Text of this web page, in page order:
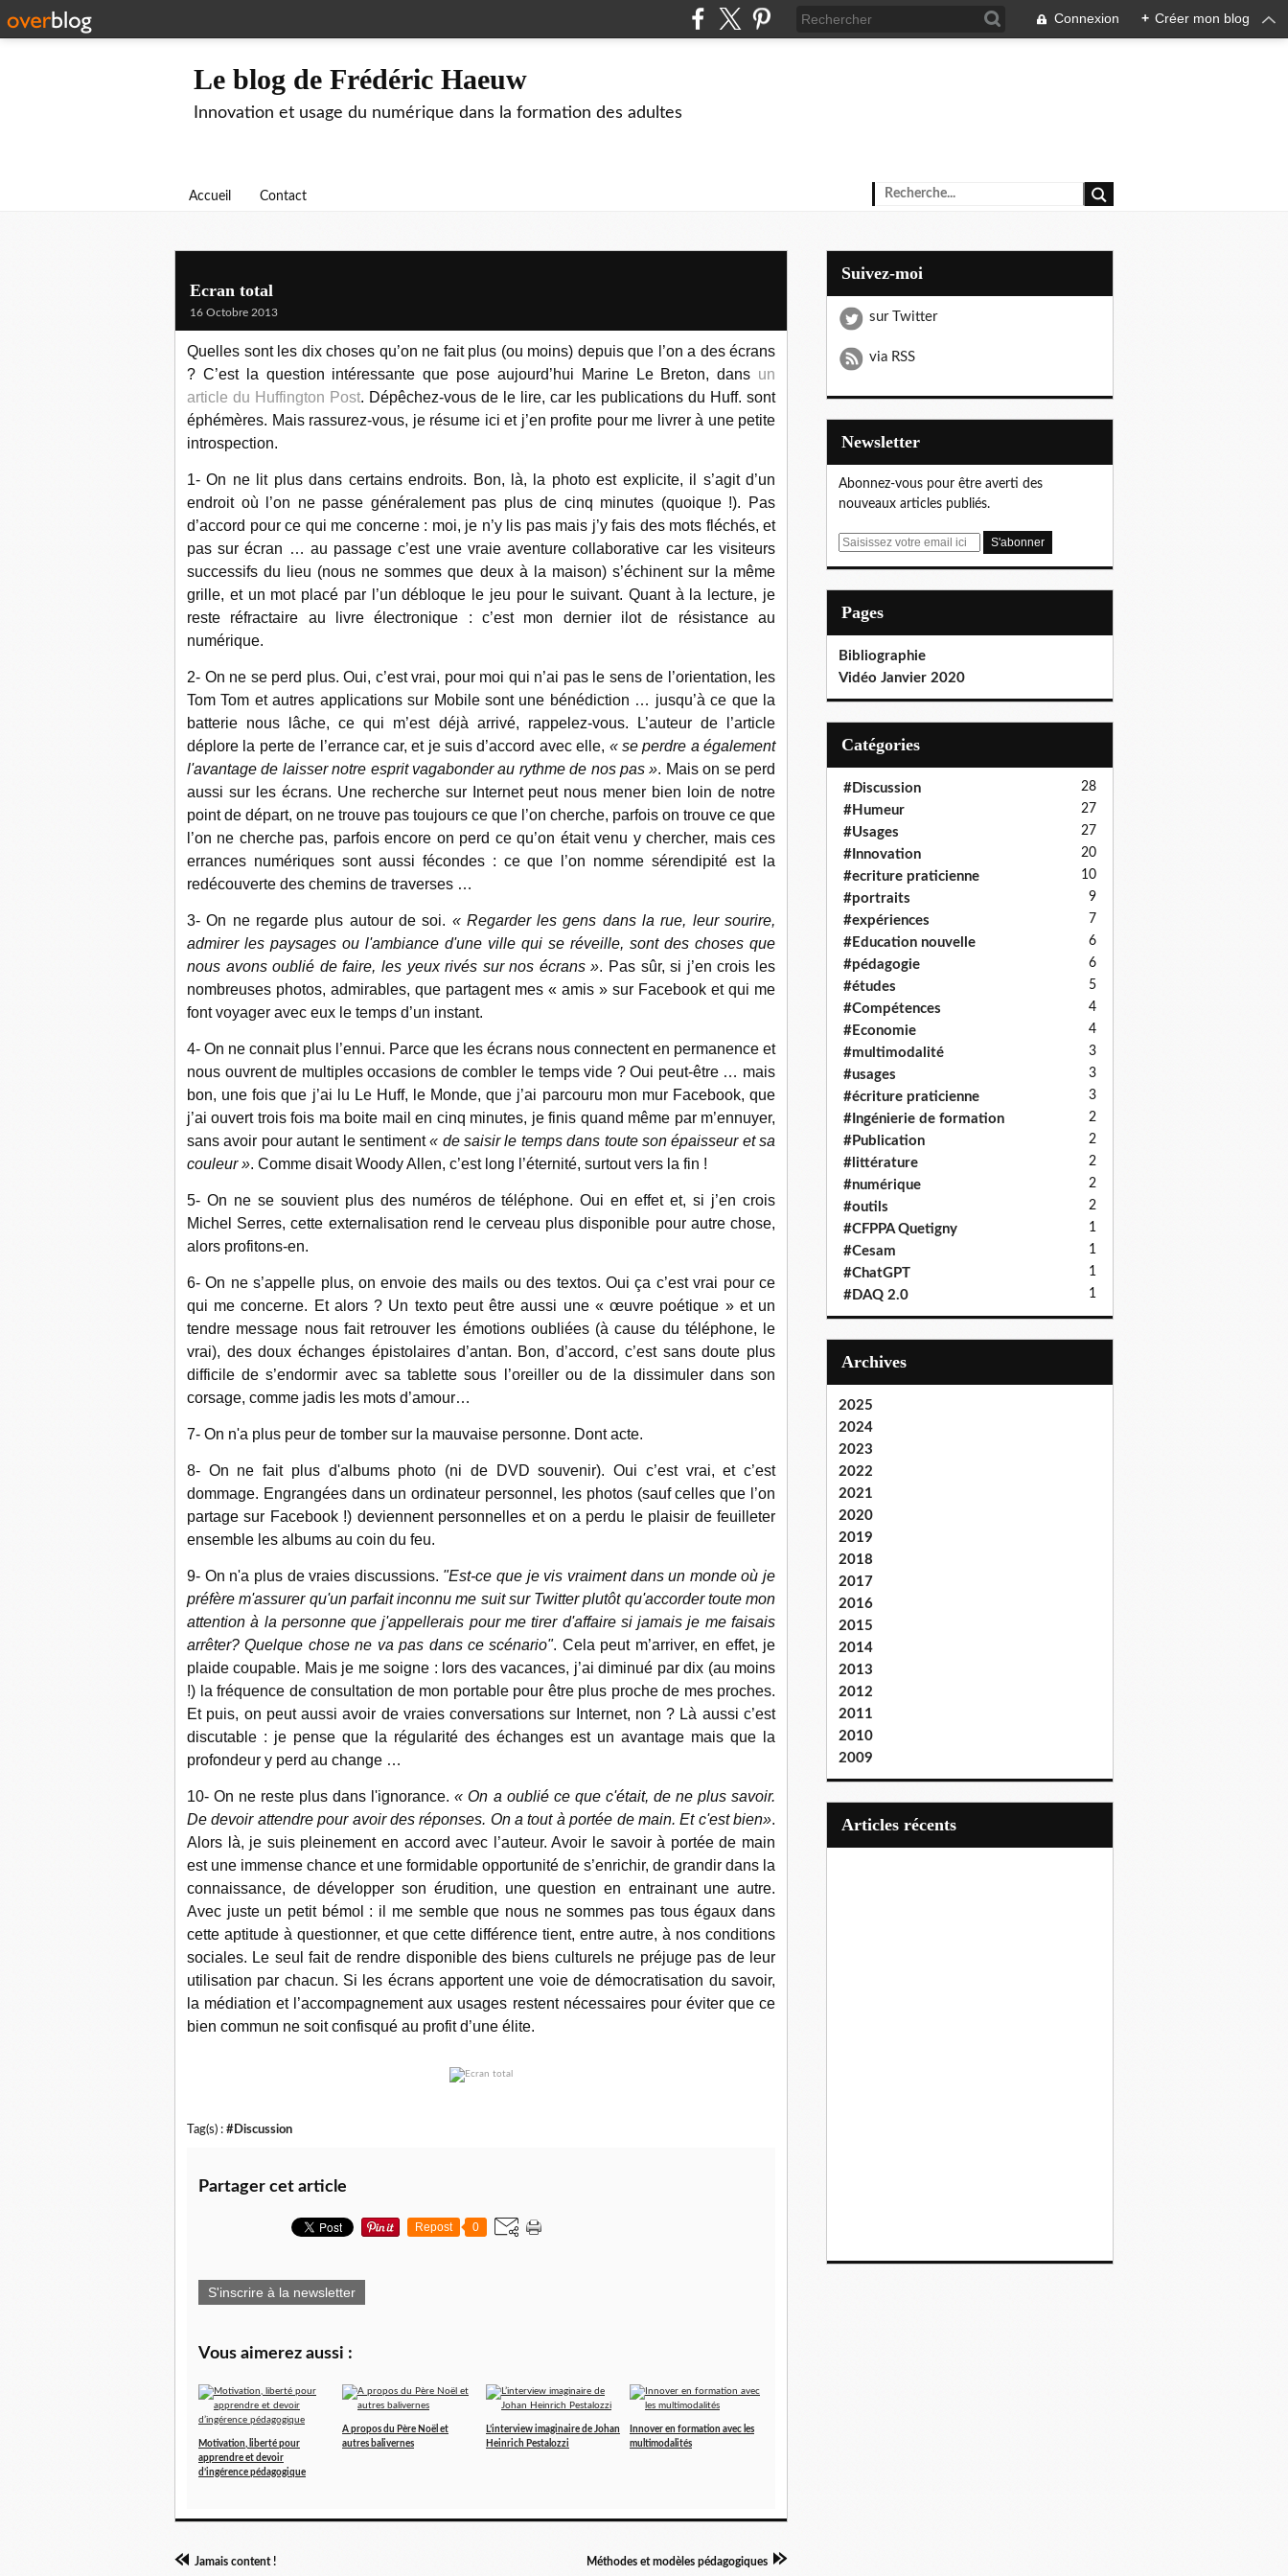
Connexion + Créer mon blog
Le blog de Frédéric Haeuw
Innovation et usage du numérique dans la formation des adultes
Accueil Contact
Ecran total
16 Octobre 2013
Quelles sont les dix choses qu’on ne fait plus (ou moins) depuis que l’on a des écrans
? C’est la question intéressante que pose aujourd’hui Marine Le Breton, dans un
article du Huffington Post. Dépêchez-vous de le lire, car les publications du Huff. sont
éphémères. Mais rassurez-vous, je résume ici et j’en profite pour me livrer à une petite
introspection.
1- On ne lit plus dans certains endroits. Bon, là, la photo est explicite, il s’agit d’un
endroit où l’on ne passe généralement pas plus de cinq minutes (quoique !). Pas
d’accord pour ce qui me concerne : moi, je n’y lis pas mais j’y fais des mots fléchés, et
pas sur écran … au passage c’est une vraie aventure collaborative car les visiteurs
successifs du lieu (nous ne sommes que deux à la maison) s’échinent sur la même
grille, et un mot placé par l’un débloque le jeu pour le suivant. Quant à la lecture, je
reste réfractaire au livre électronique : c’est mon dernier ilot de résistance au
numérique.
2- On ne se perd plus. Oui, c’est vrai, pour moi qui n’ai pas le sens de l’orientation, les
Tom Tom et autres applications sur Mobile sont une bénédiction … jusqu’à ce que la
batterie nous lâche, ce qui m’est déjà arrivé, rappelez-vous. L’auteur de l’article
déplore la perte de l’errance car, et je suis d’accord avec elle, « se perdre a également
l'avantage de laisser notre esprit vagabonder au rythme de nos pas ». Mais on se perd
aussi sur les écrans. Une recherche sur Internet peut nous mener bien loin de notre
point de départ, on ne trouve pas toujours ce que l’on cherche, parfois on trouve ce que
l’on ne cherche pas, parfois encore on perd ce qu’on était venu y chercher, mais ces
errances numériques sont aussi fécondes : ce que l’on nomme sérendipité est la
redécouverte des chemins de traverses …
3- On ne regarde plus autour de soi. « Regarder les gens dans la rue, leur sourire,
admirer les paysages ou l'ambiance d'une ville qui se réveille, sont des choses que
nous avons oublié de faire, les yeux rivés sur nos écrans ». Pas sûr, si j’en crois les
nombreuses photos, admirables, que partagent mes « amis » sur Facebook et qui me
font voyager avec eux le temps d’un instant.
4- On ne connait plus l’ennui. Parce que les écrans nous connectent en permanence et
nous ouvrent de multiples occasions de combler le temps vide ? Oui peut-être … mais
bon, une fois que j’ai lu Le Huff, le Monde, que j’ai parcouru mon mur Facebook, que
j’ai ouvert trois fois ma boite mail en cinq minutes, je finis quand même par m’ennuyer,
sans avoir pour autant le sentiment« de saisir le temps dans toute son épaisseur et sa
couleur ». Comme disait Woody Allen, c’est long l’éternité, surtout vers la fin !
5- On ne se souvient plus des numéros de téléphone. Oui en effet et, si j’en crois
Michel Serres, cette externalisation rend le cerveau plus disponible pour autre chose,
alors profitons-en.
6- On ne s’appelle plus, on envoie des mails ou des textos. Oui ça c’est vrai pour ce
qui me concerne. Et alors ? Un texto peut être aussi une « œuvre poétique » et un
tendre message nous fait retrouver les émotions oubliées (à cause du téléphone, le
vrai), des doux échanges épistolaires d’antan. Bon, d’accord, c’est sans doute plus
difficile de s’endormir avec sa tablette sous l’oreiller ou de la dissimuler dans son
corsage, comme jadis les mots d’amour…
7- On n'a plus peur de tomber sur la mauvaise personne. Dont acte.
8- On ne fait plus d'albums photo (ni de DVD souvenir). Oui c’est vrai, et c’est
dommage. Engrangées dans un ordinateur personnel, les photos (sauf celles que l’on
partage sur Facebook !) deviennent personnelles et on a perdu le plaisir de feuilleter
ensemble les albums au coin du feu.
9- On n'a plus de vraies discussions. "Est-ce que je vis vraiment dans un monde où je
préfère m'assurer qu'un parfait inconnu me suit sur Twitter plutôt qu'accorder toute mon
attention à la personne que j'appellerais pour me tirer d'affaire si jamais je me faisais
arrêter? Quelque chose ne va pas dans ce scénario". Cela peut m’arriver, en effet, je
plaide coupable. Mais je me soigne : lors des vacances, j’ai diminué par dix (au moins
!) la fréquence de consultation de mon portable pour être plus proche de mes proches.
Et puis, on peut aussi avoir de vraies conversations sur Internet, non ? Là aussi c’est
discutable : je pense que la régularité des échanges est un avantage mais que la
profondeur y perd au change …
10- On ne reste plus dans l'ignorance.« On a oublié ce que c'était, de ne plus savoir.
De devoir attendre pour avoir des réponses. On a tout à portée de main. Et c'est bien».
Alors là, je suis pleinement en accord avec l’auteur. Avoir le savoir à portée de main
est une immense chance et une formidable opportunité de s’enrichir, de grandir dans la
connaissance, de développer son érudition, une question en entrainant une autre.
Avec juste un petit bémol : il me semble que nous ne sommes pas tous égaux dans
cette aptitude à questionner, et que cette différence tient, entre autre, à nos conditions
sociales. Le seul fait de rendre disponible des biens culturels ne préjuge pas de leur
utilisation par chacun. Si les écrans apportent une voie de démocratisation du savoir,
la médiation et l’accompagnement aux usages restent nécessaires pour éviter que ce
bien commun ne soit confisqué au profit d’une élite.
Tag(s) : #Discussion
Partager cet article
Repost 0
S'inscrire à la newsletter
Vous aimerez aussi :
Motivation, liberté pour
apprendre et devoir
d’ingérence pédagogique
A propos du Père Noël et
autres balivernes
L’interview imaginaire de Johan
Heinrich Pestalozzi
Innover en formation avec les
multimodalités
Jamais content ! Méthodes et modèles pédagogiques
Suivez-moi
sur Twitter
via RSS
Newsletter
Abonnez-vous pour être averti des
nouveaux articles publiés.
E
Pages
Bibliographie
Vidéo Janvier 2020
Catégories
#Discussion 28
#Humeur 27
#Usages 27
#Innovation 20
#ecriture praticienne 10
#portraits 9
#expériences 7
#Education nouvelle 6
#pédagogie 6
#études 5
#Compétences 4
#Economie 4
#multimodalité 3
#usages 3
#écriture praticienne 3
#Ingénierie de formation 2
#Publication 2
#littérature 2
#numérique 2
#outils 2
#CFPPA Quetigny 1
#Cesam 1
#ChatGPT 1
#DAQ 2.0 1
Archives
2025
2024
2023
2022
2021
2020
2019
2018
2017
2016
2015
2014
2013
2012
2011
2010
2009
articles récents